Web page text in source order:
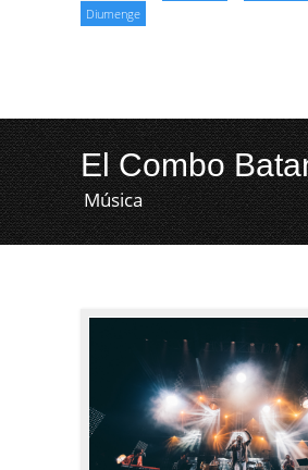
Diumenge
El Combo
Música